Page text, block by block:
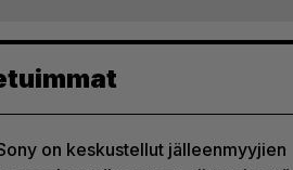
on keskustellut jälleenmyyjien